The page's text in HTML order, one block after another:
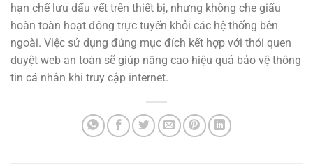
hạn chế lưu dấu vết trên thiết bị, nhưng không che giấu
hoàn toàn hoạt động trực tuyến khỏi các hệ thống bên
ngoài. Việc sử dụng đúng mục đích kết hợp với thói quen
duyệt web an toàn sẽ giúp nâng cao hiệu quả bảo vệ thông
tin cá nhân khi truy cập internet.